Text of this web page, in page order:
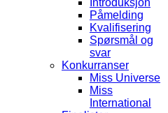
Påmelding
Kvalifisering
Spørsmål og
svar
Konkurranser
Miss Universe
Miss
International